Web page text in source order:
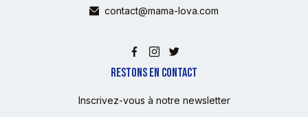
contact@mama-lova.com
RESTONS EN CONTACT
Inscrivez-vous à notre newsletter